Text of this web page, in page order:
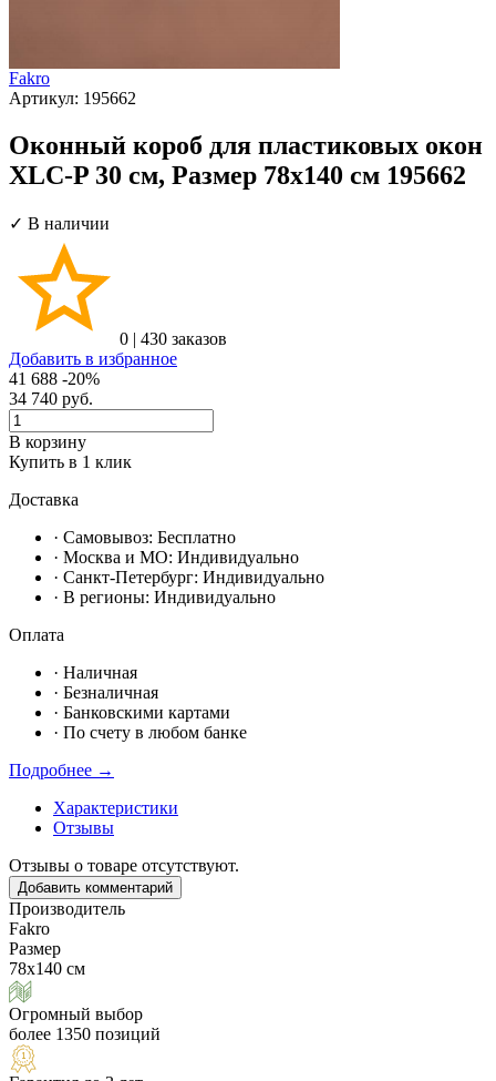
Fakro
Артикул: 195662
Оконный короб для пластиковых окон
XLC-P 30 см, Размер 78х140 см 195662
✓ В наличии
0 | 430 заказов
Добавить в избранное
41 688 -20%
34 740 руб.
В корзину
Купить в 1 клик
Доставка
· Самовывоз: Бесплатно
· Москвa и МО: Индивидуально
· Санкт-Петербург: Индивидуально
· В регионы: Индивидуально
Оплата
· Наличная
· Безналичная
· Банковскими картами
· По счету в любом банке
Подробнее →
Характеристики
Отзывы
Отзывы о товаре отсутствуют.
Добавить комментарий
Производитель
Fakro
Размер
78х140 см
Огромный выбор
более 1350 позиций